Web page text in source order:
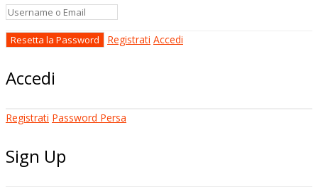
Registrati Accedi
Accedi
Registrati Password Persa
Sign Up